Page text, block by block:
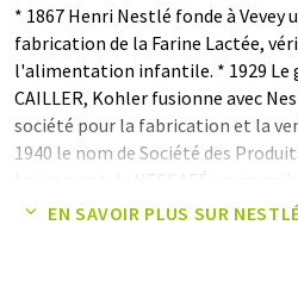
* 1867 Henri Nestlé fonde à Vevey
fabrication de la Farine Lactée,
l'alimentation infantile. * 1929 Le
CAILLER, Kohler fusionne avec
société pour la fabrication et la
1940 le nom de Société des
suisse. * 1947 Fusion de Nestlé et
EN SAVOIR PLUS SUR